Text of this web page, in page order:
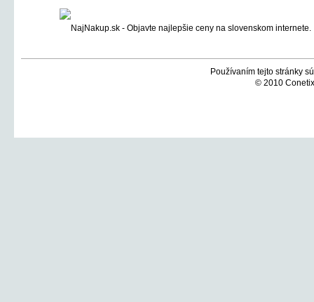
Používaním tejto stránky
© 2010